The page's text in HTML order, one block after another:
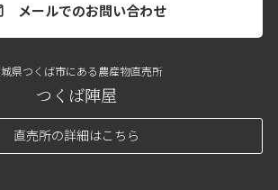
メールでのお問い合わせ
県つくば市にある農産物直売所
つくば陣屋
直売所の詳細はこちら